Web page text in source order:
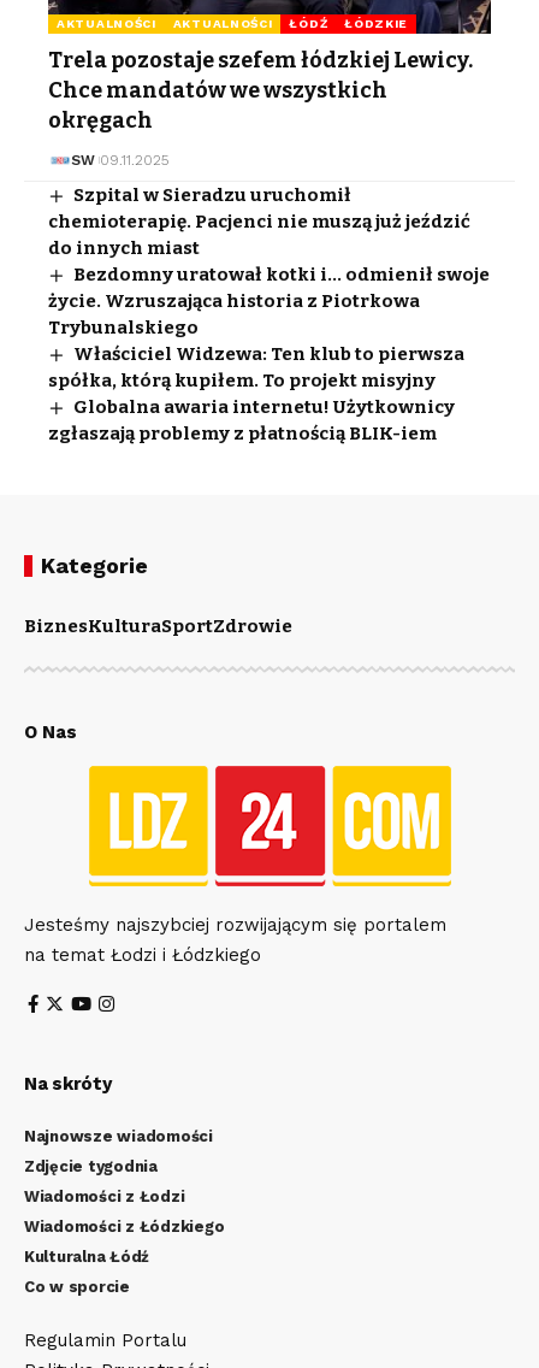
AKTUALNOŚCI AKTUALNOŚCI ŁÓDŹ ŁÓDZKIE
Trela pozostaje szefem łódzkiej Lewicy.
Chce mandatów we wszystkich
okręgach
SW 09.11.2025
Szpital w Sieradzu uruchomił
chemioterapię. Pacjenci nie muszą już jeździć
do innych miast
Bezdomny uratował kotki i… odmienił swoje
życie. Wzruszająca historia z Piotrkowa
Trybunalskiego
Właściciel Widzewa: Ten klub to pierwsza
spółka, którą kupiłem. To projekt misyjny
Globalna awaria internetu! Użytkownicy
zgłaszają problemy z płatnością BLIK-iem
Kategorie
BiznesKulturaSportZdrowie
O Nas
Jesteśmy najszybciej rozwijającym się portalem
na temat Łodzi i Łódzkiego
Na skróty
Najnowsze wiadomości
Zdjęcie tygodnia
Wiadomości z Łodzi
Wiadomości z Łódzkiego
Kulturalna Łódź
Co w sporcie
Regulamin Portalu